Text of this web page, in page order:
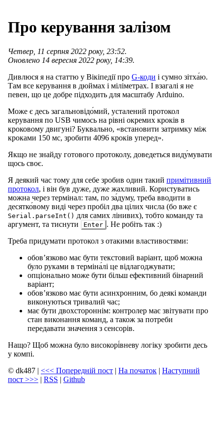
Про керування залізом
Четвер, 11 серпня 2022 року, 23:52.
Оновлено 14 вересня 2022 року, 14:39.
Дивлюся я на статтю у Вікіпедії про G-коди і сумно зітха́ю.
Там все керування в дюймах і міліметрах. І взагалі я не
певен, що це добре підходить для масштабу Arduino.
Може є десь загальновідо́мий, усталений протокол
керування по USB чимось на рівні окремих кроків в
кроковому двигуні? Буквально, «встановити затримку між
кроками 150 мс, зробити 4096 кроків уперед».
Якщо не знайду готового протоколу, доведеться виду́мувати
щось своє.
Я деякий час тому для себе зробив один такий примітивний
протокол, і він був дуже, дуже жахливий. Користуватись
можна через термінал: там, по за́думу, треба вводити в
десятко́вому виді через пробіл два цілих числа (бо вже є
Serial.parseInt() для самих лінивих), тобто команду та
аргумент, та тиснути
Enter . Не робіть так :)
Треба придумати протокол з отакими властивостями:
обов’язково має бути текстовий варіант, щоб можна
було руками в терміна́лі це відлагоджувати;
опціонально може бути більш ефективний бінарний
варіант;
обов’язково має бути асинхронним, бо деякі команди
виконуються тривалий час;
має бути двохстороннім: контролер має звітувати про
стан виконання команд, а також за потреби
передавати значення з сенсорів.
Нащо? Щоб можна було високорі́вневу логіку зробити десь
у компі.
© dk487 | <<< Попередній пост | На початок | Наступний
пост >>> | RSS | Github